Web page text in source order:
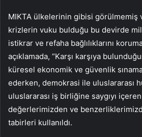
MIKTA ülkelerinin gibisi görülmemiş
krizlerin vuku bulduğu bu devirde
istikrar ve refaha bağlılıklarını
açıklamada, “Karşı karşıya
küresel ekonomik ve güvenlik
ederken, demokrasi ile uluslararası
uluslararası iş birliğine saygıyı
değerlerimizden ve
tabirleri kullanıldı.